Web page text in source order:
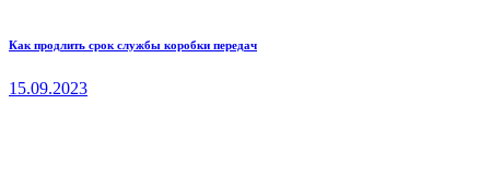
Как продлить срок службы коробки передач
15.09.2023